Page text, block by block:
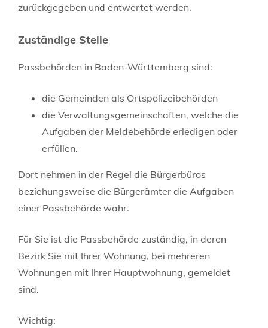
zurückgegeben und entwertet werden.
Zuständige Stelle
Passbehörden in Baden-Württemberg sind:
die Gemeinden als Ortspolizeibehörden
die Verwaltungsgemeinschaften, welche die
Aufgaben der Meldebehörde erledigen oder
erfüllen.
Dort nehmen in der Regel die Bürgerbüros
beziehungsweise die Bürgerämter die Aufgaben
einer Passbehörde wahr.
Für Sie ist die Passbehörde zuständig, in deren
Bezirk Sie mit Ihrer Wohnung, bei mehreren
Wohnungen mit Ihrer Hauptwohnung, gemeldet
sind.
Wichtig: